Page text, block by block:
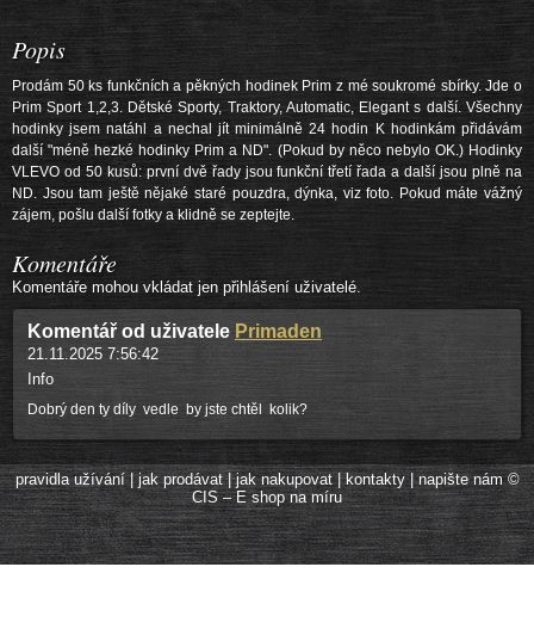
Popis
Prodám 50 ks funkčních a pěkných hodinek Prim z mé soukromé sbírky. Jde o
Prim Sport 1,2,3. Dětské Sporty, Traktory, Automatic, Elegant s další. Všechny
hodinky jsem natáhl a nechal jít minimálně 24 hodin K hodinkám přidávám
další "méně hezké hodinky Prim a ND". (Pokud by něco nebylo OK.) Hodinky
VLEVO od 50 kusů: první dvě řady jsou funkční třetí řada a další jsou plně na
ND. Jsou tam ještě nějaké staré pouzdra, dýnka, viz foto. Pokud máte vážný
zájem, pošlu další fotky a klidně se zeptejte.
Komentáře
Komentáře mohou vkládat jen přihlášení uživatelé.
Komentář od uživatele Primaden
21.11.2025 7:56:42
Info
Dobrý den ty díly vedle by jste chtěl kolik?
pravidla užívání| jak prodávat|jak nakupovat|kontakty|napište nám ©
CIS – E shop na míru